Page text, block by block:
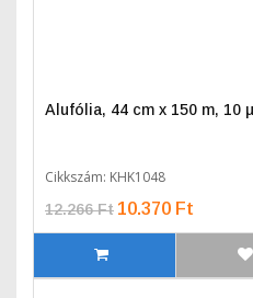
Alufólia, 44 cm x 150 m, 10
Cikkszám: KHK1048
12.266 Ft 10.370 Ft